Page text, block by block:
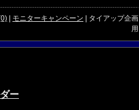
モニターキャンペーン | タイアップ企画
用
ー